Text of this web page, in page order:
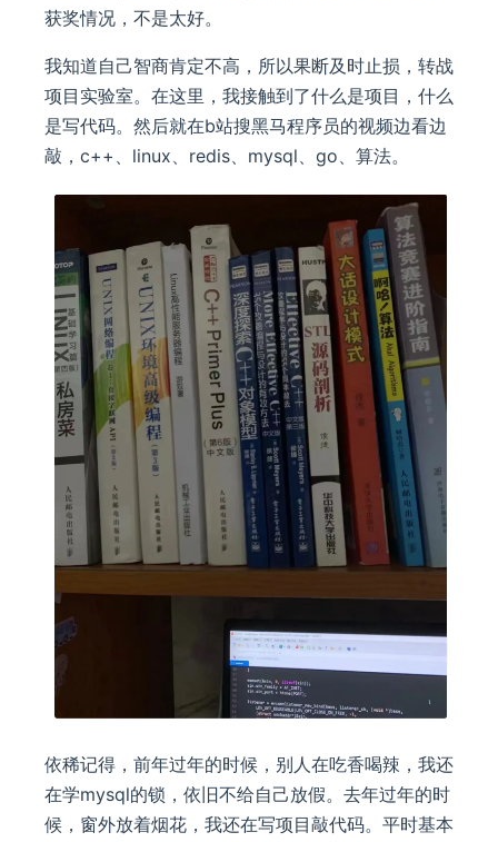
获奖情况，不是太好。
我知道自己智商肯定不高，所以果断及时止损，转战
项目实验室。在这里，我接触到了什么是项目，什么
是写代码。然后就在b站搜黑马程序员的视频边看边
敲，c++、linux、redis、mysql、go、算法。
依稀记得，前年过年的时候，别人在吃香喝辣，我还
在学mysql的锁，依旧不给自己放假。去年过年的时
候，窗外放着烟花，我还在写项目敲代码。平时基本